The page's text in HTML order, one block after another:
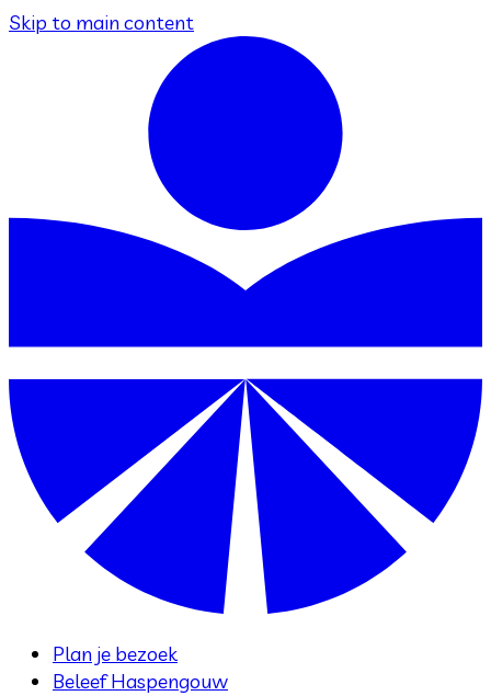
Skip to main content
Plan je bezoek
Beleef Haspengouw